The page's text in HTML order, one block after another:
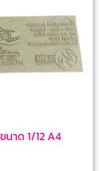
นาด 1/12 A4